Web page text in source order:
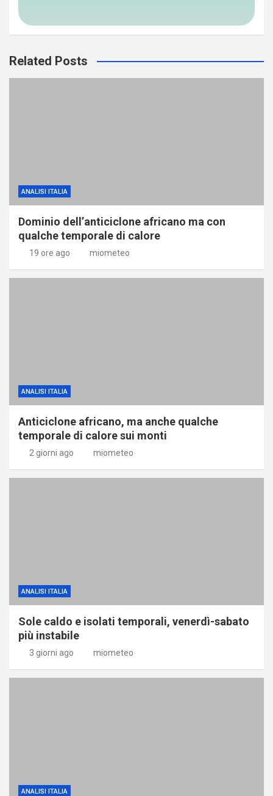
Related Posts
ANALISI ITALIA
Dominio dell’anticiclone africano ma con
qualche temporale di calore
19 ore ago miometeo
ANALISI ITALIA
Anticiclone africano, ma anche qualche
temporale di calore sui monti
2 giorni ago miometeo
ANALISI ITALIA
Sole caldo e isolati temporali, venerdì-sabato
più instabile
3 giorni ago miometeo
ANALISI ITALIA